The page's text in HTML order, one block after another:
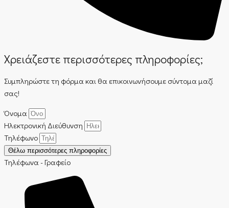
Χρειάζεστε περισσότερες πληροφορίες;
Συμπληρώστε τη φόρμα και θα επικοινωνήσουμε σύντομα μαζί
σας!
Όνομα
Ηλεκτρονική Διεύθυνση
Τηλέφωνο
Θέλω περισσότερες πληροφορίες
Τηλέφωνα - Γραφείο